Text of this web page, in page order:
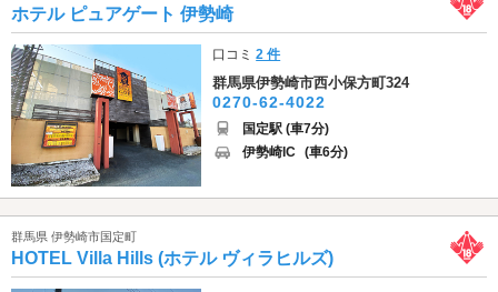
ホテル ピュアゲート 伊勢崎
口コミ2 件
群馬県伊勢崎市西小保方町324
0270-62-4022
国定駅 (車7分)
伊勢崎IC (車6分)
群馬県 伊勢崎市国定町
HOTEL Villa Hills (ホテル ヴィラヒルズ)